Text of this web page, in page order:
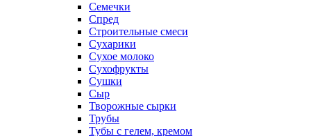
Семечки
Спред
Строительные смеси
Сухарики
Сухое молоко
Сухофрукты
Сушки
Сыр
Творожные сырки
Трубы
Тубы с гелем, кремом